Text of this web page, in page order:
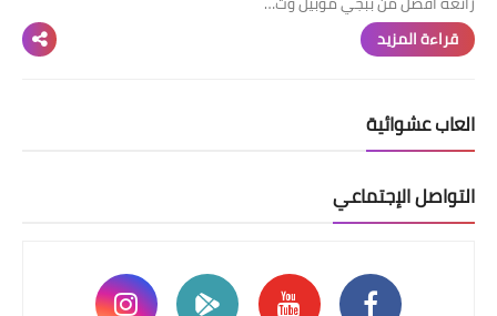
قراءة المزيد
العاب عشوائية
التواصل الإجتماعي